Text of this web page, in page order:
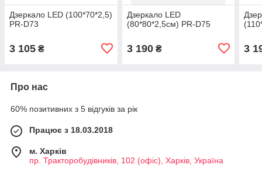
Дзеркало LED (100*70*2,5)
PR-D73
3 105 ₴
Дзеркало LED
(80*80*2,5см) PR-D75
3 190₴ 3
Про нас
60% позитивних з 5 відгуків за рік
Працює з 18.03.2018
м. Харків
пр. Тракторобудівників, 102 (офіс), Харків, Україна